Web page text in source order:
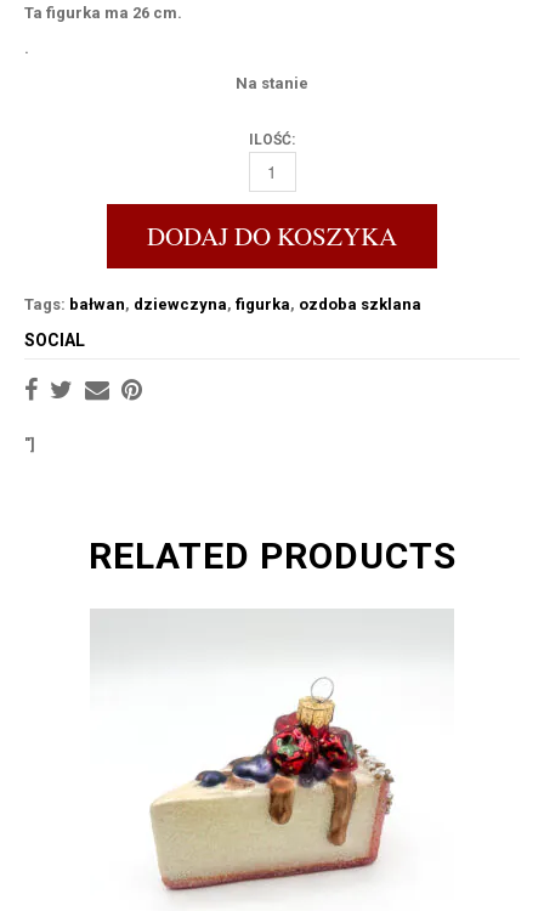
Ta figurka ma 26 cm.
.
Na stanie
ILOŚĆ:
BAŁWAN Z DZIEWCZYNĄ [1SZT.] ILOŚĆ
DODAJ DO KOSZYKA
Tags: bałwan, dziewczyna, figurka, ozdoba szklana
SOCIAL
"]
RELATED PRODUCTS